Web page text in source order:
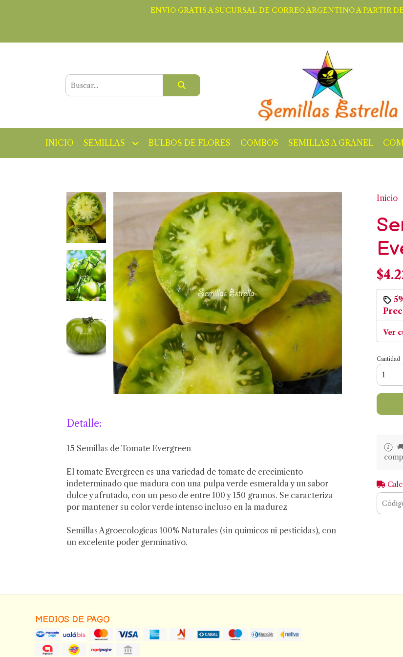
ENVIO GRATIS A SUCURSAL DE CORREO ARGENTINO A PARTIR
INICIO SEMILLAS BULBOS DE FLORES COMBOS SEMILLAS A GRANEL
Detalle:
15 Semillas de Tomate Evergreen
El tomate Evergreen es una variedad de tomate de crecimiento
indeterminado que madura con una pulpa verde esmeralda y un sabor
dulce y afrutado, con un peso de entre 100 y 150 gramos. Se caracteriza
por mantener su color verde intenso incluso en la madurez
Semillas Agroecologicas 100% Naturales (sin quimicos ni pesticidas), con
un excelente poder germinativo.
Inicio
Ver
Cantidad
MEDIOS DE PAGO